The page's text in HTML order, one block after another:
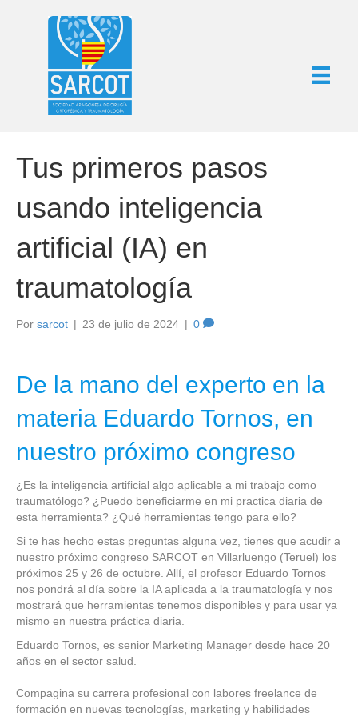
Tus primeros pasos
usando inteligencia
artificial (IA) en
traumatología
Por sarcot | 23 de julio de 2024 | 0
De la mano del experto en la
materia Eduardo Tornos, en
nuestro próximo congreso
¿Es la inteligencia artificial algo aplicable a mi trabajo como
traumatólogo? ¿Puedo beneficiarme en mi practica diaria de
esta herramienta? ¿Qué herramientas tengo para ello?
Si te has hecho estas preguntas alguna vez, tienes que acudir a
nuestro próximo congreso SARCOT en Villarluengo (Teruel) los
próximos 25 y 26 de octubre. Allí, el profesor Eduardo Tornos
nos pondrá al día sobre la IA aplicada a la traumatología y nos
mostrará que herramientas tenemos disponibles y para usar ya
mismo en nuestra práctica diaria.
Eduardo Tornos, es senior Marketing Manager desde hace 20
años en el sector salud.
Compagina su carrera profesional con labores freelance de
formación en nuevas tecnologías, marketing y habilidades